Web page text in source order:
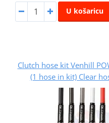
U košaricu
Clutch hose kit Venhill
(1 hose in kit) Clear